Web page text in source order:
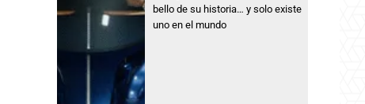
bello de su historia… y solo existe
uno en el mundo